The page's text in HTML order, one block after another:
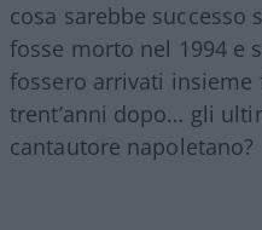
cosa sarebbe successo
fosse morto nel 1994 e
fossero arrivati insieme
trent’anni dopo… gli
cantautore napoletano?